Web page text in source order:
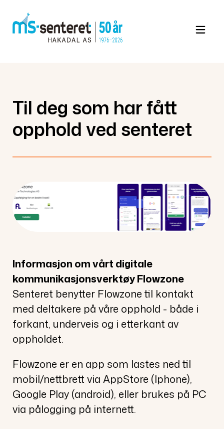
Gå
til
Til deg som har fått
opphold ved senteret
Informasjon om vårt digitale
kommunikasjonsverktøy Flowzone
Senteret benytter Flowzone til kontakt
med deltakere på våre opphold - både i
forkant, underveis og i etterkant av
oppholdet.
Flowzone er en app som lastes ned til
mobil/nettbrett via AppStore (Iphone),
Google Play (android), eller brukes på PC
via pålogging på internett.